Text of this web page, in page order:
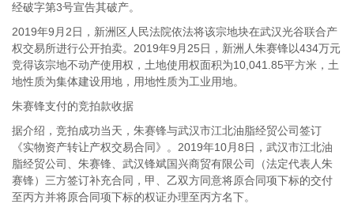
经破字第3号宣告其破产。
2019年9月2日，新洲区人民法院依法将该宗地块在武汉光谷联合产
权交易所进行公开拍卖。2019年9月25日，新洲人朱赛锋以434万元
竞得该宗地不动产使用权，土地使用权面积为10,041.85平方米，土
地性质为集体建设用地，用地性质为工业用地。
朱赛锋支付的竞拍款收据
据介绍，竞拍成功当天，朱赛锋与武汉市江北油脂经贸公司签订
《实物资产转让产权交易合同》。2019年10月8日，武汉市江北油
脂经贸公司、朱赛锋、武汉锋斌国兴商贸有限公司（法定代表人朱
赛锋）三方签订补充合同，甲、乙双方同意将原合同项下标的交付
至丙方并将原合同项下标的权证办理至丙方名下。